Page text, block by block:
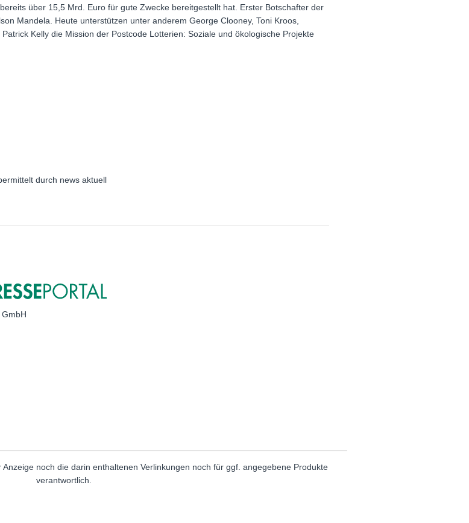
über 15,5 Mrd. Euro für gute Zwecke bereitgestellt hat. Erster Botschafter der
Mandela. Heute unterstützen unter anderem George Clooney, Toni Kroos,
Kelly die Mission der Postcode Lotterien: Soziale und ökologische Projekte
durch news aktuell
noch die darin enthaltenen Verlinkungen noch für ggf. angegebene Produkte
verantwortlich.